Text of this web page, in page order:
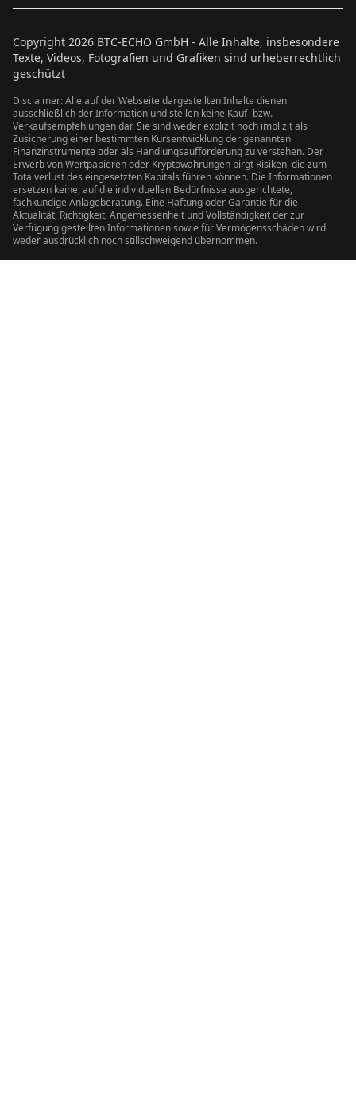
Copyright 2026 BTC-ECHO GmbH - Alle Inhalte, insbesondere
Texte, Videos, Fotografien und Grafiken sind urheberrechtlich
geschützt
Disclaimer: Alle auf der Webseite dargestellten Inhalte dienen
ausschließlich der Information und stellen keine Kauf- bzw.
Verkaufsempfehlungen dar. Sie sind weder explizit noch implizit als
Zusicherung einer bestimmten Kursentwicklung der genannten
Finanzinstrumente oder als Handlungsaufforderung zu verstehen. Der
Erwerb von Wertpapieren oder Kryptowährungen birgt Risiken, die zum
Totalverlust des eingesetzten Kapitals führen können. Die Informationen
ersetzen keine, auf die individuellen Bedürfnisse ausgerichtete,
fachkundige Anlageberatung. Eine Haftung oder Garantie für die
Aktualität, Richtigkeit, Angemessenheit und Vollständigkeit der zur
Verfügung gestellten Informationen sowie für Vermögensschäden wird
weder ausdrücklich noch stillschweigend übernommen.